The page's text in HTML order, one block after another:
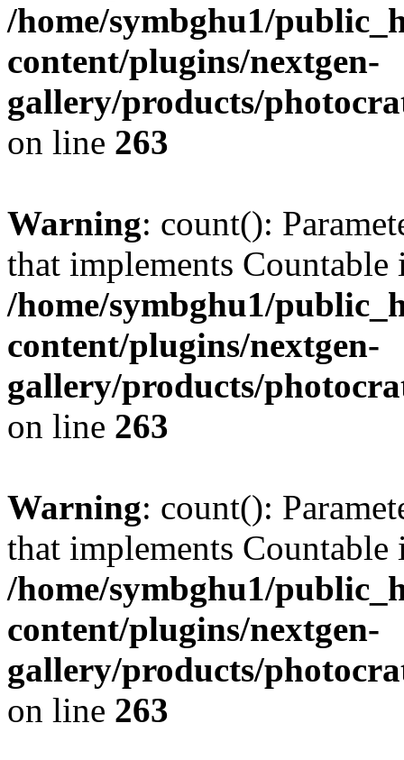
/home/symbghu1/
content/plugins/nextgen-
gallery/products/
on line 263
Warning: count():
that implements Countable
/home/symbghu1/
content/plugins/nextgen-
gallery/products/
on line 263
Warning: count():
that implements Countable
/home/symbghu1/
content/plugins/nextgen-
gallery/products/
on line 263